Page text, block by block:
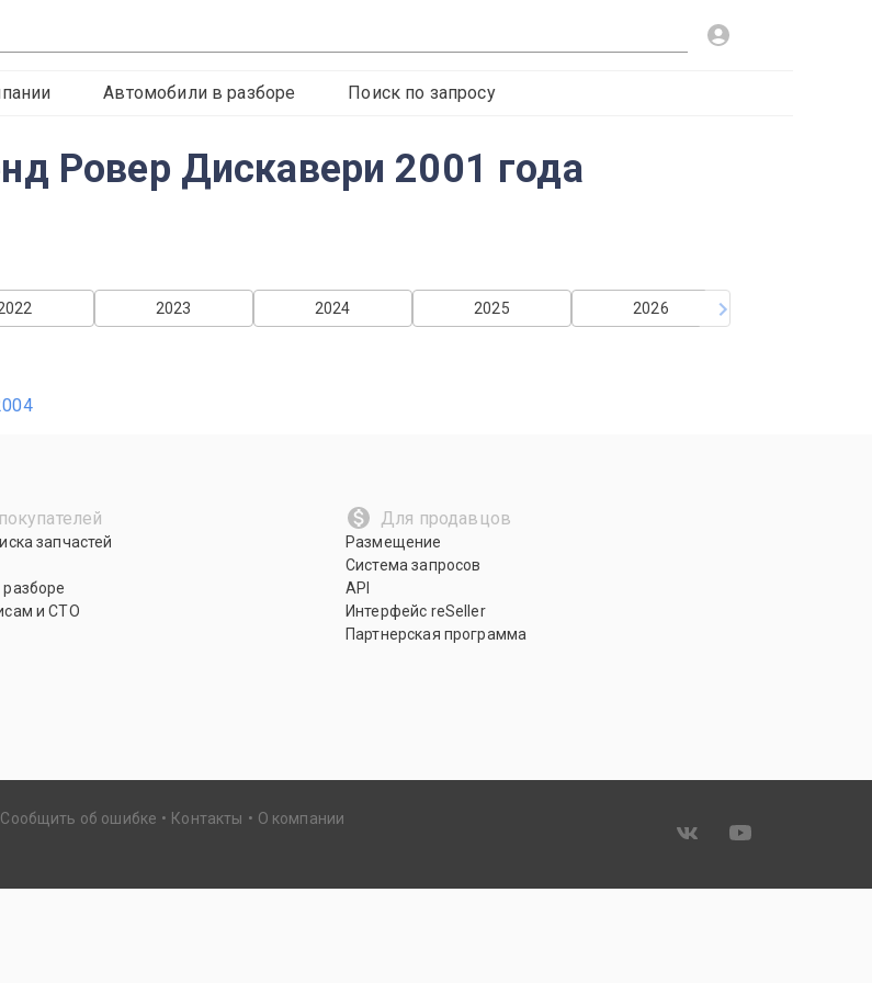
Автомобили в разборе Поиск по запросу
Ровер Дискавери 2001 года
2026
2025
2024
2023
запчастей
и СТО
Для продавцов
Размещение
Система запросов
API
Интерфейс reSeller
Партнерская программа
Сообщить об ошибке Контакты О компании